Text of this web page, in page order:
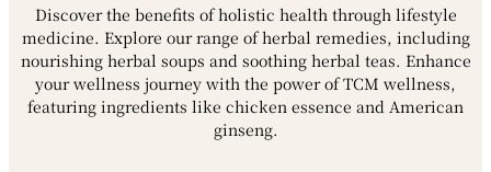
Discover the benefits of holistic health through lifestyle
medicine. Explore our range of herbal remedies, including
nourishing herbal soups and soothing herbal teas. Enhance
your wellness journey with the power of TCM wellness,
featuring ingredients like chicken essence and American
ginseng.